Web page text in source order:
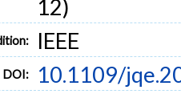
12)
IEEE
DOI: 10.1109/